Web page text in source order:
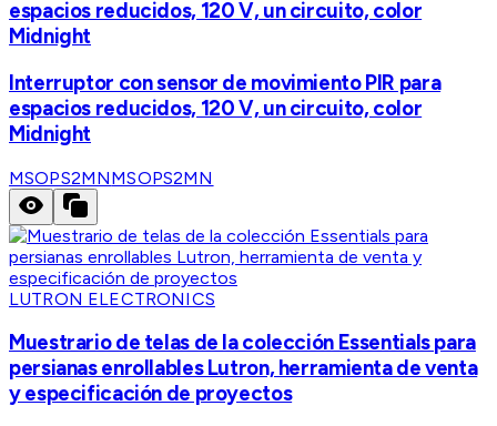
espacios reducidos, 120 V, un circuito, color
Midnight
Interruptor con sensor de movimiento PIR para
espacios reducidos, 120 V, un circuito, color
Midnight
MSOPS2MNMSOPS2MN
LUTRON ELECTRONICS
Muestrario de telas de la colección Essentials para
persianas enrollables Lutron, herramienta de venta
y especificación de proyectos